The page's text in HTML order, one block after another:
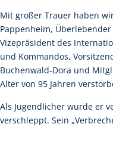
Mit großer Trauer haben
Pappenheim,
Vizepräsident des
und Kommandos,
Buchenwald-Dora und
Alter von 95 Jahren
Als Jugendlicher wurde er
verschleppt. Sein